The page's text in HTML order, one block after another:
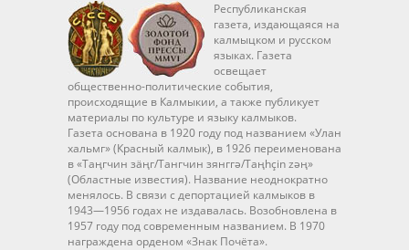
Республиканская
газета, издающаяся на
калмыцком и русском
языках. Газета
освещает
общественно-политические события,
происходящие в Калмыкии, а также публикует
материалы по культуре и языку калмыков.
Газета основана в 1920 году под названием «Улан
хальмг» (Красный калмык), в 1926 переименована
в «Таңгчин зäңг/Тангчин зянггә/Taңhçin zәң»
(Областные известия). Название неоднократно
менялось. В связи с депортацией калмыков в
1943—1956 годах не издавалась. Возобновлена в
1957 году под современным названием. В 1970
награждена орденом «Знак Почёта».